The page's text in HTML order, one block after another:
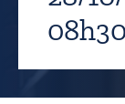
08h30